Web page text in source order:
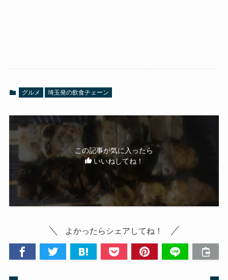
グルメ 埼玉発の飲食チェーン
この記事が気に入ったら
いいねしてね！
よかったらシェアしてね！